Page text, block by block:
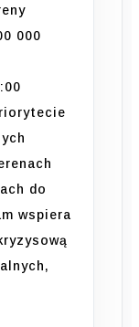
000
do
wspiera